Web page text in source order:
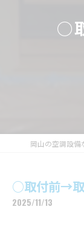
○
○取付前→
2025/11/13